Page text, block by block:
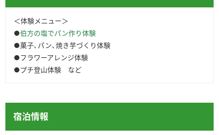
＜体験メニュー＞
●伯方の塩でパン作り体験
●菓子、パン、焼き芋づくり体験
●フラワーアレンジ体験
●プチ登山体験 など
宿泊情報